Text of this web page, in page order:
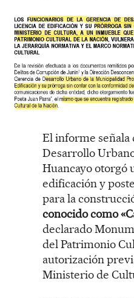
El informe señala
Desarrollo
Huancayo otorgó
edificación y
para la
conocido como
declarado
del Patrimonio
autorización
Ministerio de